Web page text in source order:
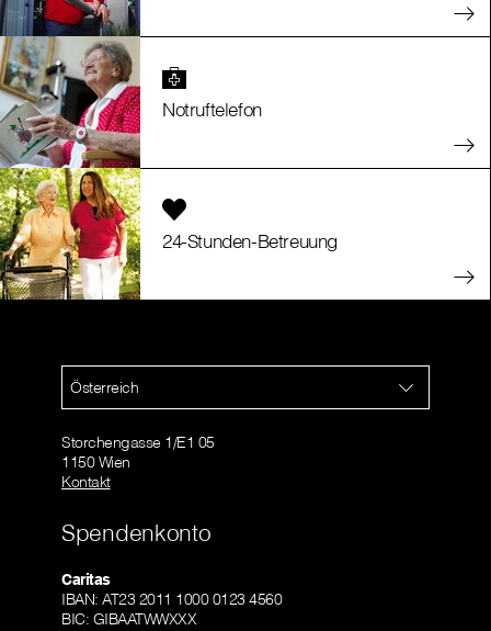
Notruftelefon
24-Stunden-Betreuung
Österreich
Storchengasse 1/E1 05
1150 Wien
Kontakt
Spendenkonto
Caritas
IBAN: AT23 2011 1000 0123 4560
BIC: GIBAATWWXXX